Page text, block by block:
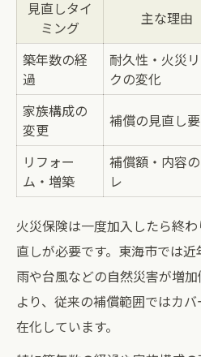
見直しタイ
ミング
主な理由
築年数の経
過
耐久性・火災
クの変化
家族構成の
変更
補償の見直し要
リフォー
ム・増築
補償額・内容
レ
火災保険は一度加入したら終
直しが必要です。東海市では
雨や台風などの自然災害が増
より、従来の補償範囲ではカ
在化しています。